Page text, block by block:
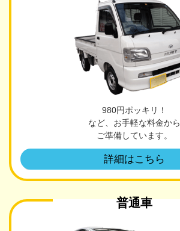
980円ポッキリ！
など、お手軽な料金から
ご準備しています。
詳細はこちら
普通車